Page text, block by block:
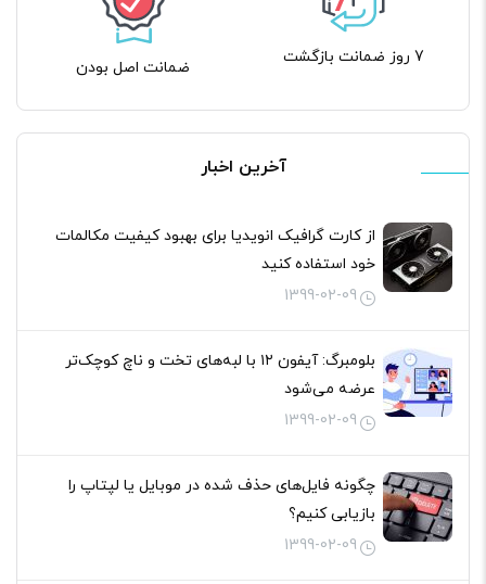
7 روز ضمانت بازگشت ضمانت اصل بودن
آخرین اخبار
از کارت گرافیک انویدیا برای بهبود کیفیت مکالمات
خود استفاده کنید
1399-02-09
بلومبرگ: آیفون ۱۲ با لبه‌های تخت و ناچ کوچک‌تر
عرضه می‌شود
1399-02-09
چگونه فایل‌های حذف شده در موبایل یا لپتاپ را
بازیابی کنیم؟
1399-02-09